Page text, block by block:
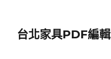
台北家具PDF編